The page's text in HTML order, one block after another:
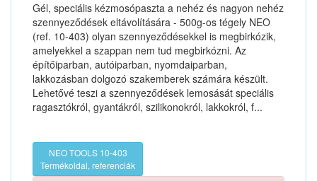
Gél, speciális kézmosópaszta a nehéz és nagyon nehéz
szennyeződések eltávolítására - 500g-os tégely NEO
(ref. 10-403) olyan szennyeződésekkel is megbirkózik,
amelyekkel a szappan nem tud megbirkózni. Az
építőiparban, autóiparban, nyomdaiparban,
lakkozásban dolgozó szakemberek számára készült.
Lehetővé teszi a szennyeződések lemosását speciális
ragasztókról, gyantákról, szilikonokról, lakkokról, f...
NEO TOOLS 10-403
Termékoldal, referenciák